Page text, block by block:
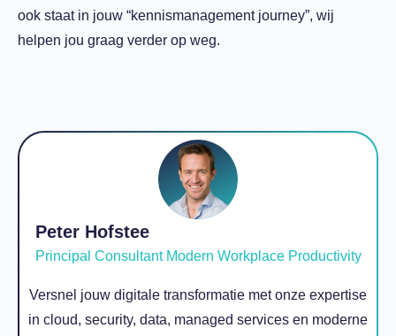
ook staat in jouw “kennismanagement journey”, wij
helpen jou graag verder op weg.
Peter Hofstee
Principal Consultant Modern Workplace Productivity
Versnel jouw digitale transformatie met onze expertise
in cloud, security, data, managed services en moderne